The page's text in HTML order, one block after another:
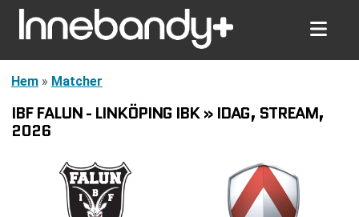
Hem » Matcher
IBF FALUN - LINKÖPING IBK » IDAG, STREAM,
2026